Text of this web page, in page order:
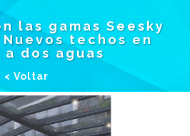
las gamas Seesky
techos en
a dos aguas
< Voltar